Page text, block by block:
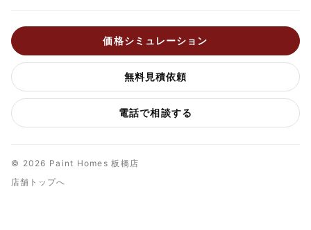
価格シミュレーション
無料見積依頼
電話で相談する
© 2026 Paint Homes 板橋店
店舗トップへ